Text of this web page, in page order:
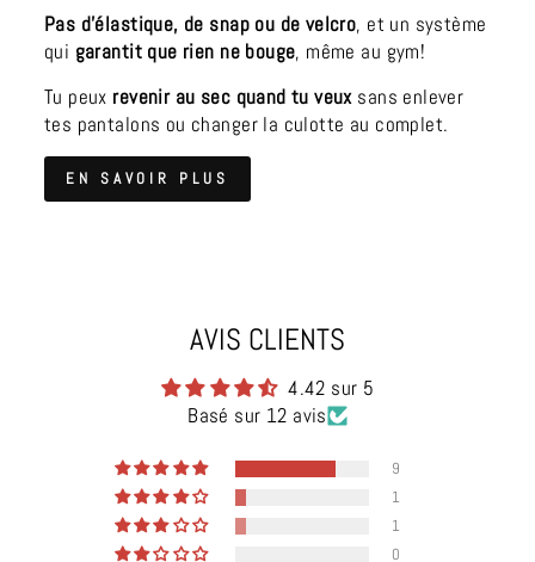
Pas d'élastique, de snap ou de velcro, et un système
qui garantit que rien ne bouge, même au gym!
Tu peux revenir au sec quand tu veux sans enlever
tes pantalons ou changer la culotte au complet.
EN SAVOIR PLUS
AVIS CLIENTS
4.42 sur 5
Basé sur 12 avis
9
1
1
0